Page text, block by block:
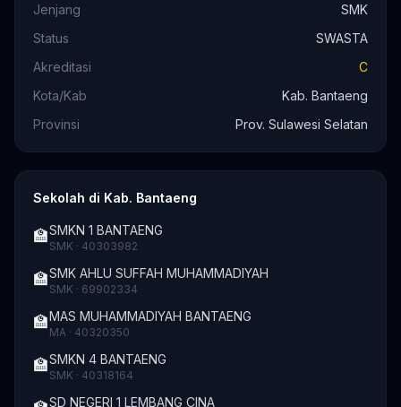
Jenjang
SMK
Status
SWASTA
Akreditasi
C
Kota/Kab
Kab. Bantaeng
Provinsi
Prov. Sulawesi Selatan
Sekolah di Kab. Bantaeng
🏫SMKN 1 BANTAENG
SMK · 40303982
🏫SMK AHLU SUFFAH MUHAMMADIYAH
SMK · 69902334
🏫MAS MUHAMMADIYAH BANTAENG
MA · 40320350
🏫SMKN 4 BANTAENG
SMK · 40318164
SD NEGERI 1 LEMBANG CINA